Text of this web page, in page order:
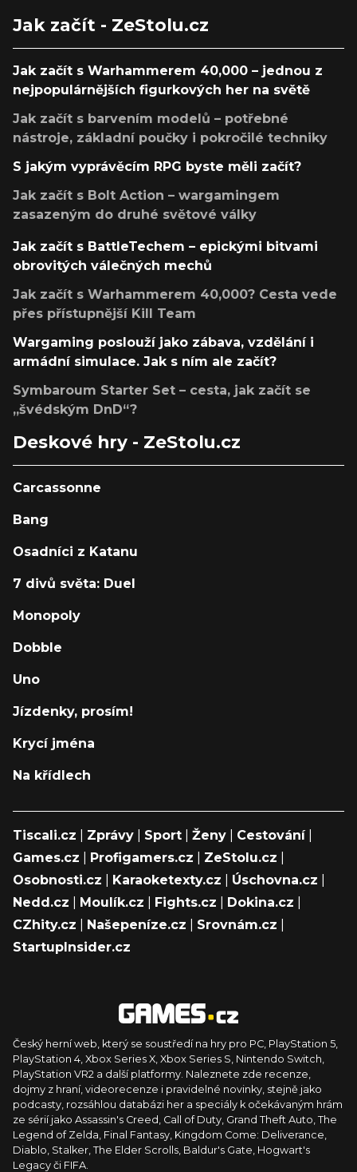
Jak začít - ZeStolu.cz
Jak začít s Warhammerem 40,000 – jednou z
nejpopulárnějších figurkových her na světě
Jak začít s barvením modelů – potřebné
nástroje, základní poučky i pokročilé techniky
S jakým vyprávěcím RPG byste měli začít?
Jak začít s Bolt Action – wargamingem
zasazeným do druhé světové války
Jak začít s BattleTechem – epickými bitvami
obrovitých válečných mechů
Jak začít s Warhammerem 40,000? Cesta vede
přes přístupnější Kill Team
Wargaming poslouží jako zábava, vzdělání i
armádní simulace. Jak s ním ale začít?
Symbaroum Starter Set – cesta, jak začít se
„švédským DnD“?
Deskové hry - ZeStolu.cz
Carcassonne
Bang
Osadníci z Katanu
7 divů světa: Duel
Monopoly
Dobble
Uno
Jízdenky, prosím!
Krycí jména
Na křídlech
Tiscali.cz Zprávy Sport Ženy Cestování|
Games.cz
Profigamers.cz ZeStolu.cz
Osobnosti.cz
Karaoketexty.cz Úschovna.cz
Nedd.cz
Moulík.cz Fights.cz Dokina.cz
CZhity.cz
Našepeníze.cz Srovnám.cz
StartupInsider.cz
Český herní web, který se soustředí na hry pro PC, PlayStation 5,
PlayStation 4, Xbox Series X, Xbox Series S, Nintendo Switch,
PlayStation VR2 a další platformy. Naleznete zde recenze,
dojmy z hraní, videorecenze i pravidelné novinky, stejně jako
podcasty, rozsáhlou databázi her a speciály k očekávaným hrám
ze sérií jako Assassin's Creed, Call of Duty, Grand Theft Auto, The
Legend of Zelda, Final Fantasy, Kingdom Come: Deliverance,
Diablo, Stalker, The Elder Scrolls, Baldur's Gate, Hogwart's
Legacy či FIFA.